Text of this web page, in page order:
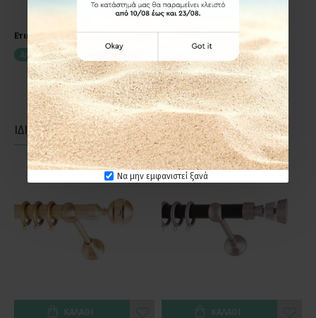
Να μην εμφανιστεί ξανά
Ετικέτες:
Anartisi CHAMPION ROUND Φ25 Κουρτινόξυλο Νίκελ Σατινέ
ΙΔΙΑΣ ΚΑΤΗΓΟΡΙΑΣ ΙΔΙΑΣ ΕΤΑΙΡΕΙΑΣ
ΚΑΛΆΘΙ ΚΑΛΆΘΙ